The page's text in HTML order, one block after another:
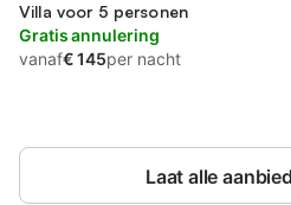
de-Maurienne regio
Villa voor 5 personen
Gratis annulering
vanaf€ 145per nacht
Laat alle